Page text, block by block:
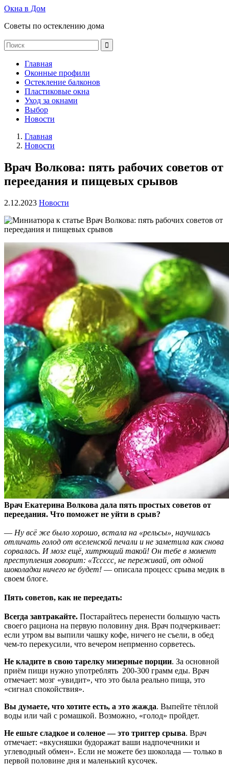
Окна в Дом
Советы по остеклению дома
Главная
Оконные профили
Остекление балконов
Пластиковые окна
Уход за окнами
Выбор
Новости
Главная
Новости
Врач Волкова: пять рабочих советов от
переедания и пищевых срывов
2.12.2023 Новости
Врач Екатерина Волкова дала пять простых советов от
переедания. Что поможет не уйти в срыв?
— Ну всё же было хорошо, встала на «рельсы», научилась
отличать голод от вселенской печали и не заметила как снова
сорвалась. И мозг ещё, хитрющий такой! Он тебе в момент
преступления говорит: «Тссссс, не переживай, от одной
шоколадки ничего не будет! — описала процесс срыва медик в
своем блоге.
Пять советов, как не переедать:
Всегда завтракайте. Постарайтесь перенести большую часть
своего рациона на первую половину дня. Врач подчеркивает:
если утром вы выпили чашку кофе, ничего не съели, в обед
чем-то перекусили, что вечером непрменно сорветесь.
Не кладите в свою тарелку мизерные порции. За основной
приём пищи нужно употреблять 200-300 грамм еды. Врач
отмечает: мозг «увидит», что это была реально пища, это
«сигнал спокойствия».
Вы думаете, что хотите есть, а это жажда. Выпейте тёплой
воды или чай с ромашкой. Возможно, «голод» пройдет.
Не ешьте сладкое и соленое — это триггер срыва. Врач
отмечает: «вкусняшки будоражат ваши надпочечники и
углеводный обмен». Если не можете без шоколада — только в
первой половине дня и маленький кусочек.